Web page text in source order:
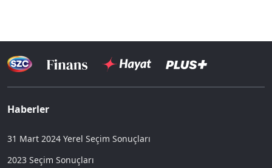
Haberler
31 Mart 2024 Yerel Seçim Sonuçları
2023 Seçim Sonuçları